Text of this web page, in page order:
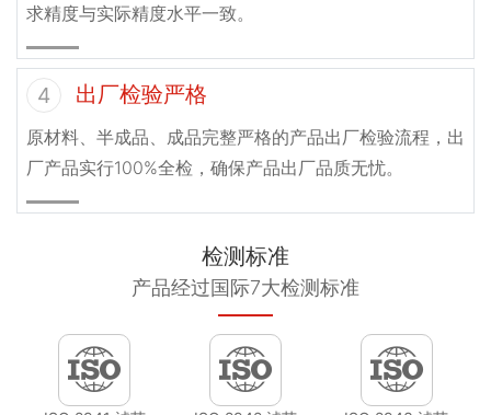
求精度与实际精度水平一致。
4 出厂检验严格
原材料、半成品、成品完整严格的产品出厂检验流程，出
厂产品实行100%全检，确保产品出厂品质无忧。
检测标准
产品经过国际7大检测标准